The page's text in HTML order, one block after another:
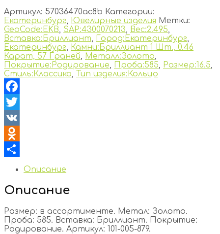
Артикул: 57036470ac8b Категории:
Екатеринбург, Ювелирные изделия Метки:
GeoCode:EKB, SAP:4300070213, Вес:2.495,
Вставка:Бриллиант, Город:Екатеринбург,
Екатеринбург, Камни:Бриллиант 1 Шт., 0.46
Карат, 57 Граней, Металл:Золото,
Покрытие:Родирование, Проба:585, Размер:16.5,
Стиль:Классика, Тип изделия:Кольцо
Facebook
Twitter
VK
Odnoklassniki
Отправить
Описание
Описание
Размер: в ассортименте. Метал: Золото.
Проба: 585. Вставка: Бриллиант. Покрытие:
Родирование. Артикул: 101-005-879.